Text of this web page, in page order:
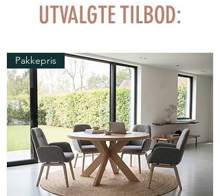
UTVALGTE TILBOD:
Pakkepris